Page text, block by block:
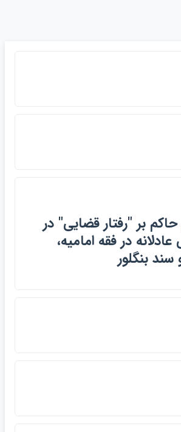
بر "رفتار قضايي" در
در فقه اماميه،
بنگلور